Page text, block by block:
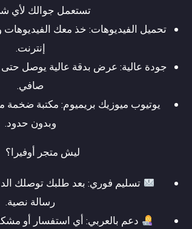
تستعمل جوالك لأي
تحميل الفيديوهات: خذ معك الفيديوهات
إنترنت.
صافي.
يوتيوب ميوزيك بريميوم: مكتبة ضخمة
وبدون حدود.
ليش متجر أوفيرا؟
تسليم فوري: بعد طلبك توصلك
رسالة نصية.